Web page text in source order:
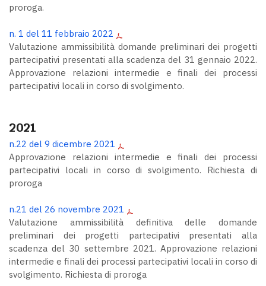
proroga.
n. 1 del 11 febbraio 2022
Valutazione ammissibilità domande preliminari dei progetti
partecipativi presentati alla scadenza del 31 gennaio 2022.
Approvazione relazioni intermedie e finali dei processi
partecipativi locali in corso di svolgimento.
2021
n.22 del 9 dicembre 2021
Approvazione relazioni intermedie e finali dei processi
partecipativi locali in corso di svolgimento. Richiesta di
proroga
n.21 del 26 novembre 2021
Valutazione ammissibilità definitiva delle domande
preliminari dei progetti partecipativi presentati alla
scadenza del 30 settembre 2021. Approvazione relazioni
intermedie e finali dei processi partecipativi locali in corso di
svolgimento. Richiesta di proroga